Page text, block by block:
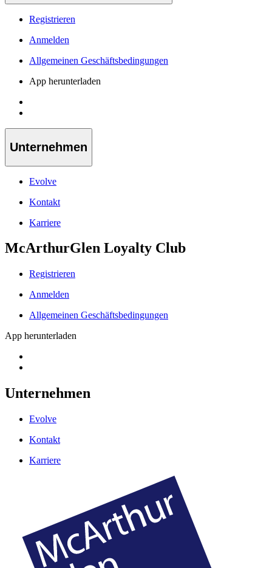
Registrieren
Anmelden
Allgemeinen Geschäftsbedingungen
App herunterladen
Unternehmen
Evolve
Kontakt
Karriere
McArthurGlen Loyalty Club
Registrieren
Anmelden
Allgemeinen Geschäftsbedingungen
App herunterladen
Unternehmen
Evolve
Kontakt
Karriere